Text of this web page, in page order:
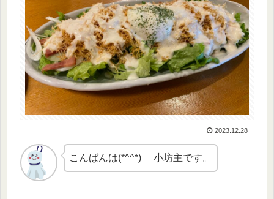
2023.12.28
こんばんは(*^^*) 小坊主です。